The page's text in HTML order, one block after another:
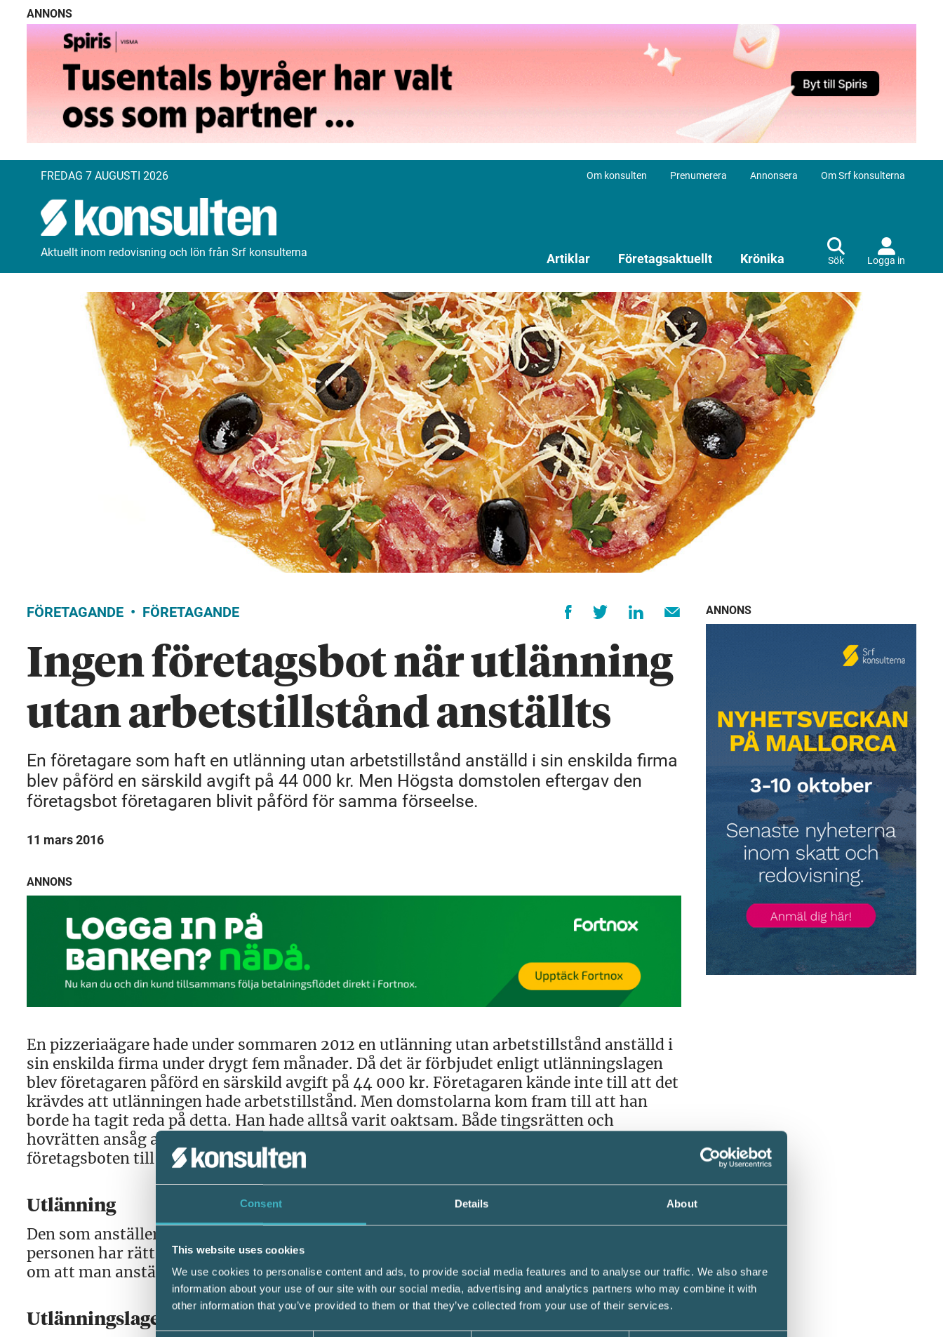
Consent Details About
This website uses cookies
We use cookies to personalise content and ads, to provide social media features and to analyse our traffic. We also share
information about your use of our site with our social media, advertising and analytics partners who may combine it with
other information that you’ve provided to them or that they’ve collected from your use of their services.
ANNONS
FREDAG 7 AUGUSTI 2026 Om konsulten Prenumerera Annonsera Om Srf konsulterna
Aktuellt inom redovisning och lön från Srf konsulterna Artiklar Företagsaktuellt Krönika Sök Logga in
FÖRETAGANDE FÖRETAGANDE
Ingen företagsbot när utlänning
utan arbetstillstånd anställts
En företagare som haft en utlänning utan arbetstillstånd anställd i sin enskilda firma
blev påförd en särskild avgift på 44 000 kr. Men Högsta domstolen eftergav den
företagsbot företagaren blivit påförd för samma förseelse.
11 mars 2016
ANNONS
En pizzeriaägare hade under sommaren 2012 en utlänning utan arbetstillstånd anställd i
sin enskilda firma under drygt fem månader. Då det är förbjudet enligt utlänningslagen
blev företagaren påförd en särskild avgift på 44 000 kr. Företagaren kände inte till att det
krävdes att utlänningen hade arbetstillstånd. Men domstolarna kom fram till att han
borde ha tagit reda på detta. Han hade alltså varit oaktsam. Både tingsrätten och
hovrätten ansåg att han dessutom skulle betala företagsbot. Tingsrätten bestämde
företagsboten till 25 000 kr. Hovrätten sänkte den till 5 000 kr.
Utlänning
Den som anställer en person som är medborgare i ett land utanför EU ska kontrollera att
personen har rätt att vara i Sverige och arbeta här. Man ska även meddela Skatteverket
om att man anställt en person från ett land utanför EU.
Utlänningslagen
ANNONS